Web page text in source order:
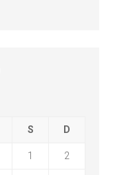
S D
1 2